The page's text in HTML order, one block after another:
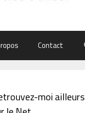
Contact
moi ailleurs